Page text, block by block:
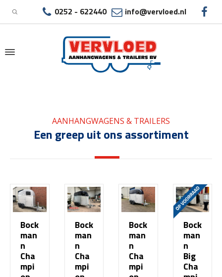
0252 - 622440 info@vervloed.nl
PAARDENTRAILER AMSTELVEEN
AANHANGWAGENS & TRAILERS
Een greep uit ons assortiment
Bock
man
n
Cha
mpi
Bock
man
n
Cha
mpi
Bock
man
n
Cha
mpi
Bock
man
n
Big
Cha